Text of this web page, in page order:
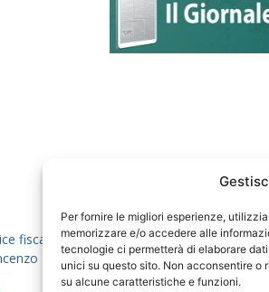
Per fornire le migliori esperienze,
memorizzare e/o accedere alle
tecnologie ci permetterà di elaborare
unici su questo sito. Non acconsentire
su alcune caratteristiche e funzioni.
fiscale 80069130583
D'Anna